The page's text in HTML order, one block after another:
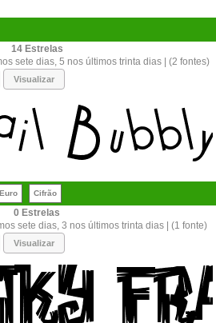
14
sete dias, 5 nos últimos trinta dias | (2 fontes)
Visualizar
Euro Cifrão
0
sete dias, 3 nos últimos trinta dias | (1 fonte)
Visualizar